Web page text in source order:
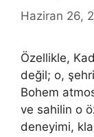
Haziran 26,
Özellikle,
değil; o,
Bohem
ve sahilin o
deneyimi,